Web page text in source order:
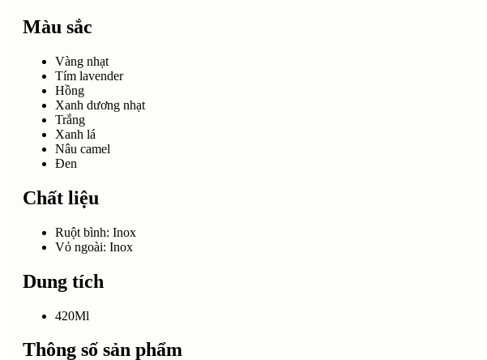
Màu sắc
Vàng nhạt
Tím lavender
Hồng
Xanh dương nhạt
Trắng
Xanh lá
Nâu camel
Đen
Chất liệu
Ruột bình: Inox
Vỏ ngoài: Inox
Dung tích
420Ml
Thông số sản phẩm